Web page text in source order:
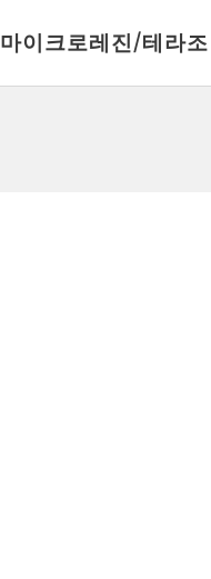
마이크로레진/테라조